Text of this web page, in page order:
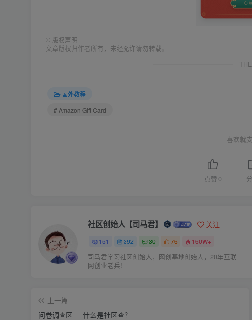
© 版权声明
文章版权归作者所有，未经允许请勿转载。
国外教程
# Amazon Gift Card
喜欢就
点赞 0
社区创始人【司马君】 关注
151 392 30 76 160W+
司马君学习社区创始人，网创基地创始人，20年互联
网创业老兵！
上一篇
问卷调查区----什么是社区查？